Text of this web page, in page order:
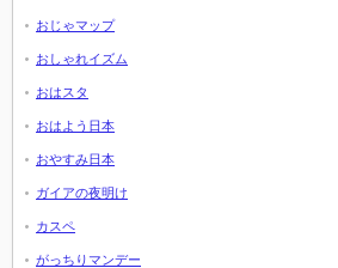
おじゃマップ
おしゃれイズム
おはスタ
おはよう日本
おやすみ日本
ガイアの夜明け
カスペ
がっちりマンデー